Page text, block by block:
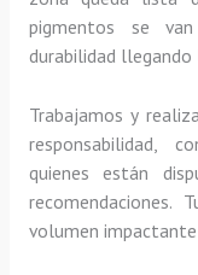
pigmentos se
durabilidad
Trabajamos y
responsabilidad,
quienes están
volumen